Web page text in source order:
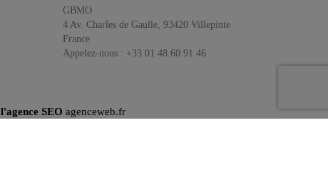
GBMO
4 Av. Charles de Gaulle, 93420 Villepinte
France
Appelez-nous : +33 01 48 60 91 46
l'agence SEO agenceweb.fr